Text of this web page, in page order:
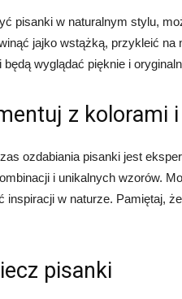
pisanki w naturalnym stylu,
jajko wstążką, przykleić
będą wyglądać pięknie i
z kolorami
ozdabiania pisanki jest
i unikalnych wzorów.
inspiracji w naturze. Pamiętaj,
pisanki